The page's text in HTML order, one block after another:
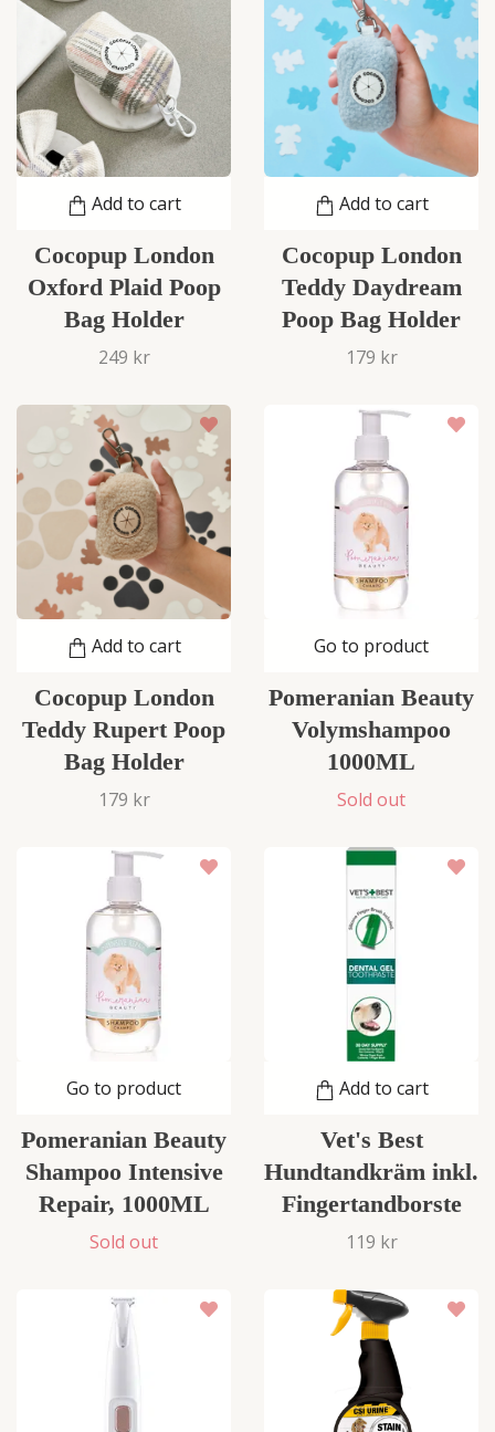
Add to cart
Cocopup London
Oxford Plaid Poop
Bag Holder
249 kr
Add to cart
Cocopup London
Teddy Daydream
Poop Bag Holder
179 kr
Add to cart
Cocopup London
Teddy Rupert Poop
Bag Holder
179 kr
Go to product
Pomeranian Beauty
Volymshampoo
1000ML
Sold out
Go to product
Pomeranian Beauty
Shampoo Intensive
Repair, 1000ML
Sold out
Add to cart
Vet's Best
Hundtandkräm inkl.
Fingertandborste
119 kr